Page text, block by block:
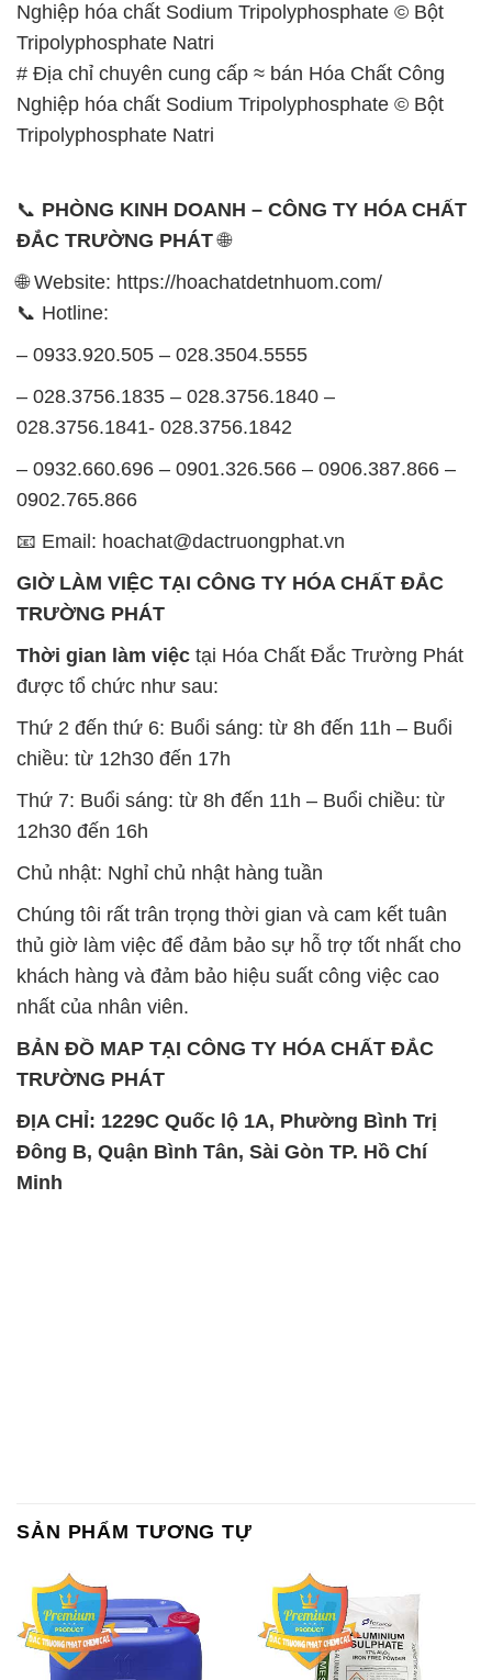
Nghiệp hóa chất Sodium Tripolyphosphate © Bột
Tripolyphosphate Natri
# Địa chỉ chuyên cung cấp ≈ bán Hóa Chất Công
Nghiệp hóa chất Sodium Tripolyphosphate © Bột
Tripolyphosphate Natri
📞 PHÒNG KINH DOANH – CÔNG TY HÓA CHẤT
ĐẮC TRƯỜNG PHÁT🌐
🌐 Website: https://hoachatdetnhuom.com/
📞 Hotline:
– 0933.920.505 – 028.3504.5555
– 028.3756.1835 – 028.3756.1840 –
028.3756.1841- 028.3756.1842
– 0932.660.696 – 0901.326.566 – 0906.387.866 –
0902.765.866
📧 Email: hoachat@dactruongphat.vn
GIỜ LÀM VIỆC TẠI CÔNG TY HÓA CHẤT ĐẮC
TRƯỜNG PHÁT
Thời gian làm việc tại Hóa Chất Đắc Trường Phát
được tổ chức như sau:
Thứ 2 đến thứ 6: Buổi sáng: từ 8h đến 11h – Buổi
chiều: từ 12h30 đến 17h
Thứ 7: Buổi sáng: từ 8h đến 11h – Buổi chiều: từ
12h30 đến 16h
Chủ nhật: Nghỉ chủ nhật hàng tuần
Chúng tôi rất trân trọng thời gian và cam kết tuân
thủ giờ làm việc để đảm bảo sự hỗ trợ tốt nhất cho
khách hàng và đảm bảo hiệu suất công việc cao
nhất của nhân viên.
BẢN ĐỒ MAP TẠI CÔNG TY HÓA CHẤT ĐẮC
TRƯỜNG PHÁT
ĐỊA CHỈ: 1229C Quốc lộ 1A, Phường Bình Trị
Đông B, Quận Bình Tân, Sài Gòn TP. Hồ Chí
Minh
SẢN PHẨM TƯƠNG TỰ